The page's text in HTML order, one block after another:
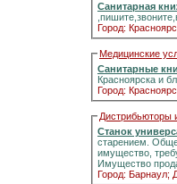
Санитарная
Город:
Медицинские
Санитарные
Красноярска и
Город:
Дистрибьюторы
Станок
старением.
имущество,
Имущество
Город: Барнаул;